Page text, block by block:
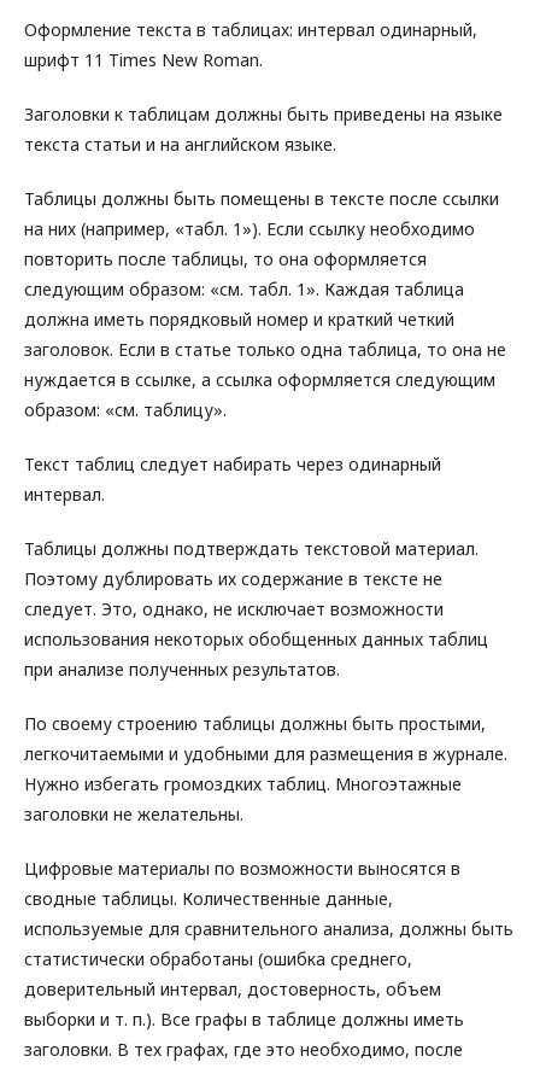
Оформление текста в таблицах: интервал одинарный,
шрифт 11 Times New Roman.
Заголовки к таблицам должны быть приведены на языке
текста статьи и на английском языке.
Таблицы должны быть помещены в тексте после ссылки
на них (например, «табл. 1»). Если ссылку необходимо
повторить после таблицы, то она оформляется
следующим образом: «см. табл. 1». Каждая таблица
должна иметь порядковый номер и краткий четкий
заголовок. Если в статье только одна таблица, то она не
нуждается в ссылке, а ссылка оформляется следующим
образом: «см. таблицу».
Текст таблиц следует набирать через одинарный
интервал.
Таблицы должны подтверждать текстовой материал.
Поэтому дублировать их содержание в тексте не
следует. Это, однако, не исключает возможности
использования некоторых обобщенных данных таблиц
при анализе полученных результатов.
По своему строению таблицы должны быть простыми,
легкочитаемыми и удобными для размещения в журнале.
Нужно избегать громоздких таблиц. Многоэтажные
заголовки не желательны.
Цифровые материалы по возможности выносятся в
сводные таблицы. Количественные данные,
используемые для сравнительного анализа, должны быть
статистически обработаны (ошибка среднего,
доверительный интервал, достоверность, объем
выборки и т. п.). Все графы в таблице должны иметь
заголовки. В тех графах, где это необходимо, после